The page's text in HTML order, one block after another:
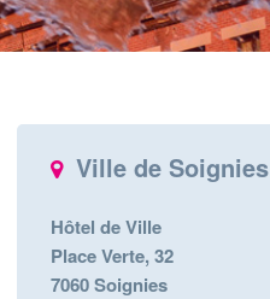
Ville de Soignies
Hôtel de Ville
Place Verte, 32
7060 Soignies